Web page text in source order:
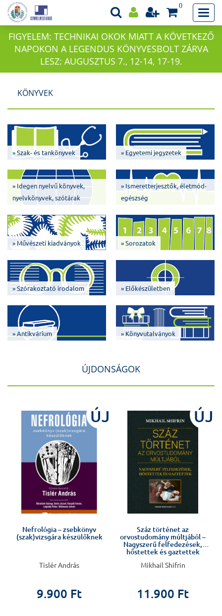
0
FIGYELEM: TECHNIKAI OKOK MIATT A KÖVETKEZŐ
NAPOKON A LEGENDUS KÖNYVESBOLT ZÁRVA
LESZ: AUGUSZTUS 7., 12-14, 17-19.
KÖNYVEK
» Szak- és tankönyvek » Egyetemi jegyzetek
» Idegen nyelvű könyvek,
nyelvkönyvek, szótárak
» Ismeretterjesztők, életmód-
egészség
» Művészeti kiadványok » Sorozatok
» Szórakoztató irodalom » Előkészületben
» Antikvárium » Könyvutalványok
ÚJDONSÁGOK
ÚJ
Nefrológia – zsebkönyv
(szak)vizsgára készülőknek
Tislér András
9.900 Ft
ÚJ
Száz történet az
orvostudomány múltjából –
Nagyszerű felfedezések,
hőstettek és gaztettek
Mikhail Shifrin
11.900 Ft